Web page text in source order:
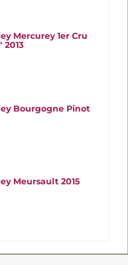
Mercurey 1er Cru
2013
Bourgogne Pinot
Meursault 2015